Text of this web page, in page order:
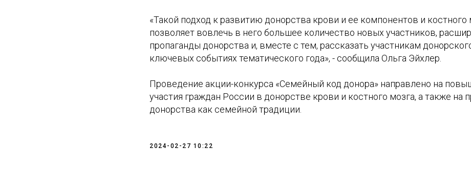
«Такой подход к развитию донорства крови и ее компонентов и костного
позволяет вовлечь в него большее количество новых участников,
пропаганды донорства и, вместе с тем, рассказать участникам
ключевых событиях тематического года», - сообщила Ольга Эйхлер.
Проведение акции-конкурса «Семейный код донора» направлено на
участия граждан России в донорстве крови и костного мозга, а также на
донорства как семейной традиции.
2024-02-27 10:22